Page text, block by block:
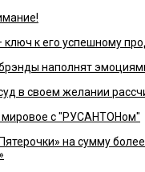
ключ к его успешному
наполнят
в своем желании
с "РУСАНТОНом"
на сумму